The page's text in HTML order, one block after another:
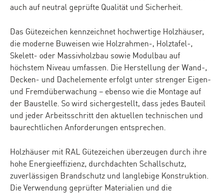
auch auf neutral geprüfte Qualität und Sicherheit.
Das Gütezeichen kennzeichnet hochwertige Holzhäuser,
die moderne Buweisen wie Holzrahmen-, Holztafel-,
Skelett- oder Massivholzbau sowie Modulbau auf
höchstem Niveau umfassen. Die Herstellung der Wand-,
Decken- und Dachelemente erfolgt unter strenger Eigen-
und Fremdüberwachung – ebenso wie die Montage auf
der Baustelle. So wird sichergestellt, dass jedes Bauteil
und jeder Arbeitsschritt den aktuellen technischen und
baurechtlichen Anforderungen entsprechen.
Holzhäuser mit RAL Gütezeichen überzeugen durch ihre
hohe Energieeffizienz, durchdachten Schallschutz,
zuverlässigen Brandschutz und langlebige Konstruktion.
Die Verwendung geprüfter Materialien und die